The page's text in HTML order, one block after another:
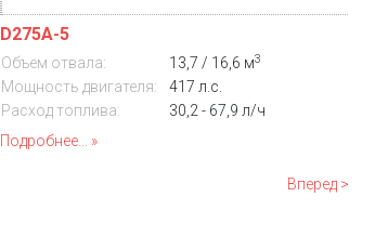
D275A-5
Объем отвала: 13,7 / 16,6 м3
Мощность двигателя:
417 л.с.
Расход топлива:
30,2 - 67,9 л/ч
Подробнее...
Вперед >